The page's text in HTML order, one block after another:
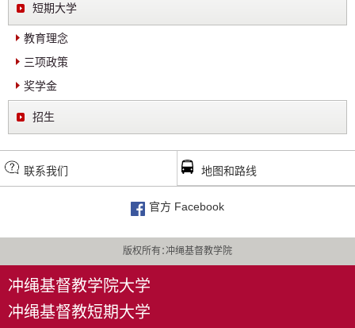
短期大学
教育理念
三项政策
奖学金
招生
联系我们 地图和路线
官方 Facebook
版权所有：冲绳基督教学院
冲绳基督教学院大学
冲绳基督教短期大学